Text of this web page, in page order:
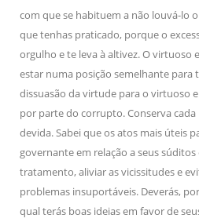
com que se habituem a não louvá-lo
que tenhas praticado, porque o
orgulho e te leva à altivez. O virtuoso
estar numa posição semelhante para
dissuasão da virtude para o virtuoso
por parte do corrupto. Conserva
devida. Sabei que os atos mais úteis
governante em relação a seus
tratamento, aliviar as vicissitudes e
problemas insuportáveis. Deverás,
qual terás boas ideias em favor de